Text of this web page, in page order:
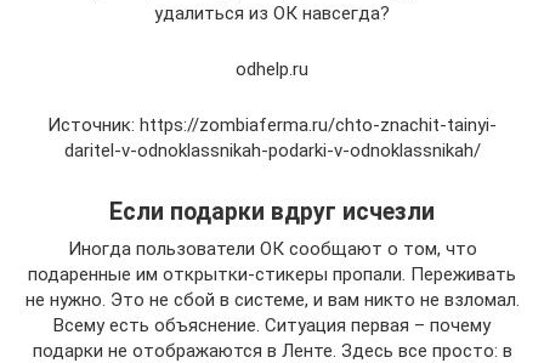
удалиться из ОК навсегда?
odhelp.ru
Источник: https://zombiaferma.ru/chto-znachit-tainyi-
daritel-v-odnoklassnikah-podarki-v-odnoklassnikah/
Если подарки вдруг исчезли
Иногда пользователи ОК сообщают о том, что
подаренные им открытки-стикеры пропали. Переживать
не нужно. Это не сбой в системе, и вам никто не взломал.
Всему есть объяснение. Ситуация первая – почему
подарки не отображаются в Ленте. Здесь все просто: в